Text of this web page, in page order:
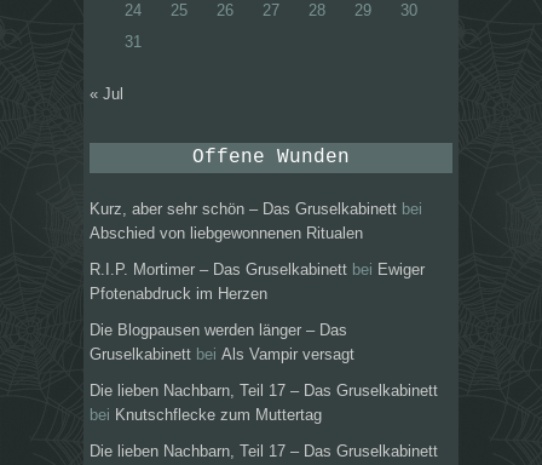
24
25 26 27 28 29
30
31
« Jul
Offene Wunden
Kurz, aber sehr schön – Das Gruselkabinett bei
Abschied von liebgewonnenen Ritualen
R.I.P. Mortimer – Das Gruselkabinett bei Ewiger
Pfotenabdruck im Herzen
Die Blogpausen werden länger – Das
Gruselkabinett bei Als Vampir versagt
Die lieben Nachbarn, Teil 17 – Das Gruselkabinett
bei Knutschflecke zum Muttertag
Die lieben Nachbarn, Teil 17 – Das Gruselkabinett